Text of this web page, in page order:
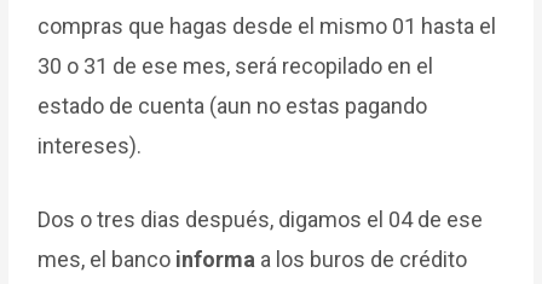
compras que hagas desde el mismo 01 hasta el
30 o 31 de ese mes, será recopilado en el
estado de cuenta (aun no estas pagando
intereses).
Dos o tres dias después, digamos el 04 de ese
mes, el banco informa a los buros de crédito